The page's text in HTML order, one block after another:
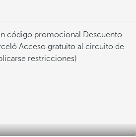
código promocional Descuento
Acceso gratuito al circuito de
restricciones)